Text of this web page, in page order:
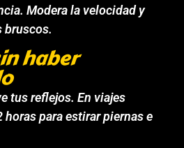
Modera la velocidad y
bruscos.
haber
tus reflejos. En viajes
horas para estirar piernas e